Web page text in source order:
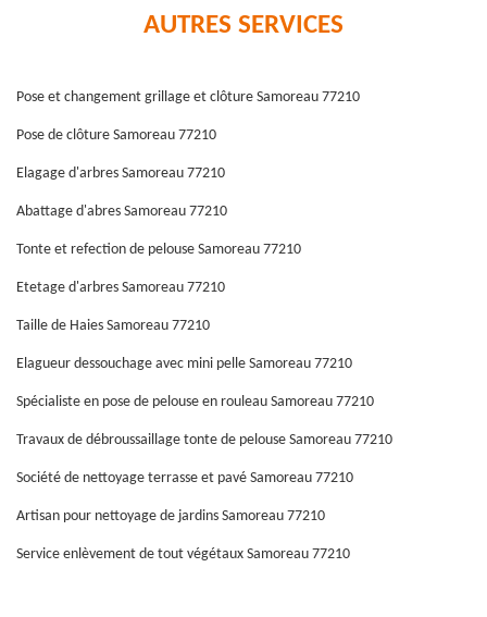
AUTRES SERVICES
Pose et changement grillage et clôture Samoreau 77210
Pose de clôture Samoreau 77210
Elagage d'arbres Samoreau 77210
Abattage d'abres Samoreau 77210
Tonte et refection de pelouse Samoreau 77210
Etetage d'arbres Samoreau 77210
Taille de Haies Samoreau 77210
Elagueur dessouchage avec mini pelle Samoreau 77210
Spécialiste en pose de pelouse en rouleau Samoreau 77210
Travaux de débroussaillage tonte de pelouse Samoreau 77210
Société de nettoyage terrasse et pavé Samoreau 77210
Artisan pour nettoyage de jardins Samoreau 77210
Service enlèvement de tout végétaux Samoreau 77210